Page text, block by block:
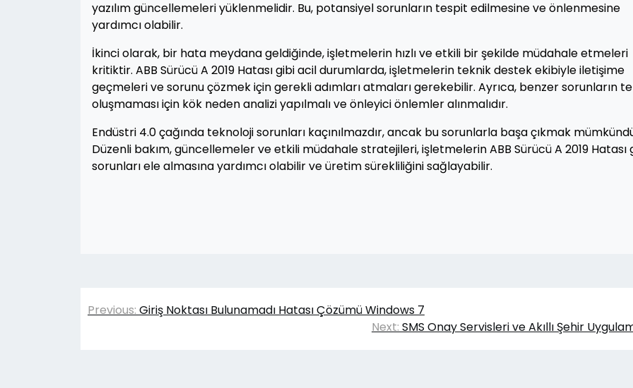
yazılım güncellemeleri yüklenmelidir. Bu, potansiyel sorunların tespit edilmesine ve önlenmesine
yardımcı olabilir.
İkinci olarak, bir hata meydana geldiğinde, işletmelerin hızlı ve etkili bir şekilde müdahale etmeleri
kritiktir. ABB Sürücü A 2019 Hatası gibi acil durumlarda, işletmelerin teknik destek ekibiyle iletişime
geçmeleri ve sorunu çözmek için gerekli adımları atmaları gerekebilir. Ayrıca, benzer sorunların
oluşmaması için kök neden analizi yapılmalı ve önleyici önlemler alınmalıdır.
Endüstri 4.0 çağında teknoloji sorunları kaçınılmazdır, ancak bu sorunlarla başa çıkmak
Düzenli bakım, güncellemeler ve etkili müdahale stratejileri, işletmelerin ABB Sürücü A 2019 Hatası
sorunları ele almasına yardımcı olabilir ve üretim sürekliliğini sağlayabilir.
Yazı
gezinmesi
Previous: Giriş Noktası Bulunamadı Hatası Çözümü Windows 7
Next: SMS Onay Servisleri ve Akıllı Şehir